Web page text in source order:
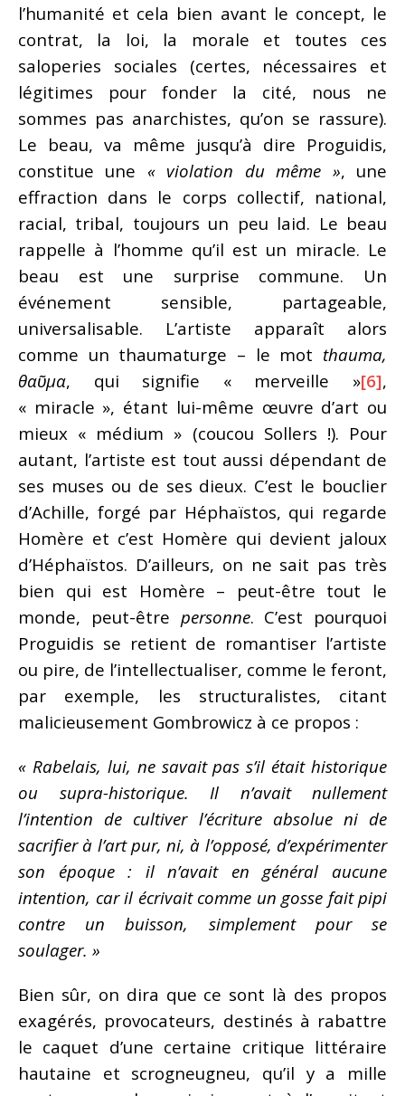
l’humanité et cela bien avant le concept, le
contrat, la loi, la morale et toutes ces
saloperies sociales (certes, nécessaires et
légitimes pour fonder la cité, nous ne
sommes pas anarchistes, qu’on se rassure).
Le beau, va même jusqu’à dire Proguidis,
constitue une « violation du même », une
effraction dans le corps collectif, national,
racial, tribal, toujours un peu laid. Le beau
rappelle à l’homme qu’il est un miracle. Le
beau est une surprise commune. Un
événement sensible, partageable,
universalisable. L’artiste apparaît alors
comme un thaumaturge – le mot thauma,
θαῦμα, qui signifie « merveille »[6],
« miracle », étant lui-même œuvre d’art ou
mieux « médium » (coucou Sollers !). Pour
autant, l’artiste est tout aussi dépendant de
ses muses ou de ses dieux. C’est le bouclier
d’Achille, forgé par Héphaïstos, qui regarde
Homère et c’est Homère qui devient jaloux
d’Héphaïstos. D’ailleurs, on ne sait pas très
bien qui est Homère – peut-être tout le
monde, peut-être personne. C’est pourquoi
Proguidis se retient de romantiser l’artiste
ou pire, de l’intellectualiser, comme le feront,
par exemple, les structuralistes, citant
malicieusement Gombrowicz à ce propos :
« Rabelais, lui, ne savait pas s’il était historique
ou supra-historique. Il n’avait nullement
l’intention de cultiver l’écriture absolue ni de
sacrifier à l’art pur, ni, à l’opposé, d’expérimenter
son époque : il n’avait en général aucune
intention, car il écrivait comme un gosse fait pipi
contre un buisson, simplement pour se
soulager. »
Bien sûr, on dira que ce sont là des propos
exagérés, provocateurs, destinés à rabattre
le caquet d’une certaine critique littéraire
hautaine et scrogneugneu, qu’il y a mille